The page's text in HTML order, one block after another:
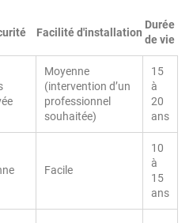
Facilité d'installation
Durée
de vie
Moyenne
(intervention d’un
professionnel
souhaitée)
15
à
20
ans
Facile
10
à
15
ans